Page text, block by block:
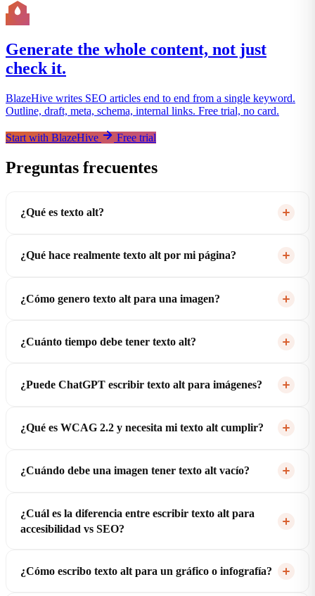
Generate the whole content, not just
check it.
BlazeHive writes SEO articles end to end from a single keyword.
Outline, draft, meta, schema, internal links. Free trial, no card.
Start with BlazeHive Free trial
Preguntas frecuentes
¿Qué es texto alt?
¿Qué hace realmente texto alt por mi página?
¿Cómo genero texto alt para una imagen?
¿Cuánto tiempo debe tener texto alt?
¿Puede ChatGPT escribir texto alt para imágenes?
¿Qué es WCAG 2.2 y necesita mi texto alt cumplir?
¿Cuándo debe una imagen tener texto alt vacío?
¿Cuál es la diferencia entre escribir texto alt para
accesibilidad vs SEO?
¿Cómo escribo texto alt para un gráfico o infografía?